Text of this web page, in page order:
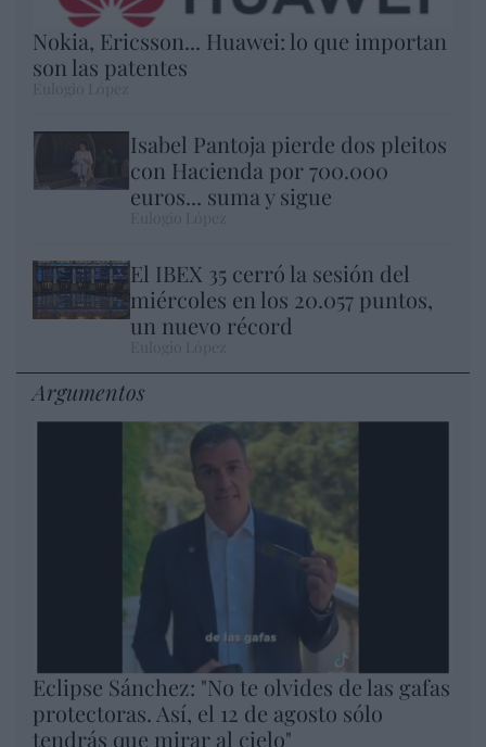
Nokia, Ericsson... Huawei: lo que importan
son las patentes
Isabel Pantoja pierde dos pleitos
con Hacienda por 700.000
euros... suma y sigue
El IBEX 35 cerró la sesión del
miércoles en los 20.057 puntos,
un nuevo récord
Argumentos
Eclipse Sánchez: "No te olvides de las gafas
protectoras. Así, el 12 de agosto sólo
tendrás que mirar al cielo"